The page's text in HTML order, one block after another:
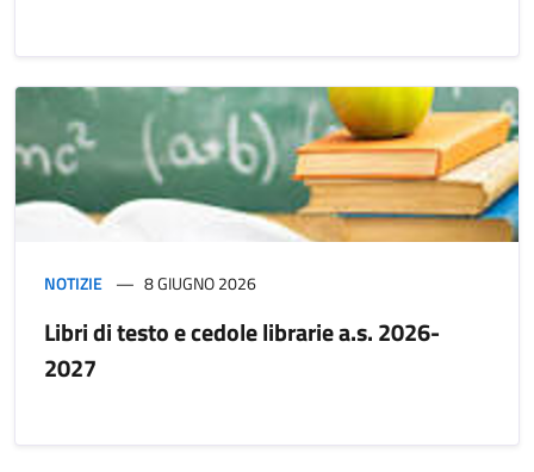
NOTIZIE 8 GIUGNO 2026
Libri di testo e cedole librarie a.s. 2026-
2027